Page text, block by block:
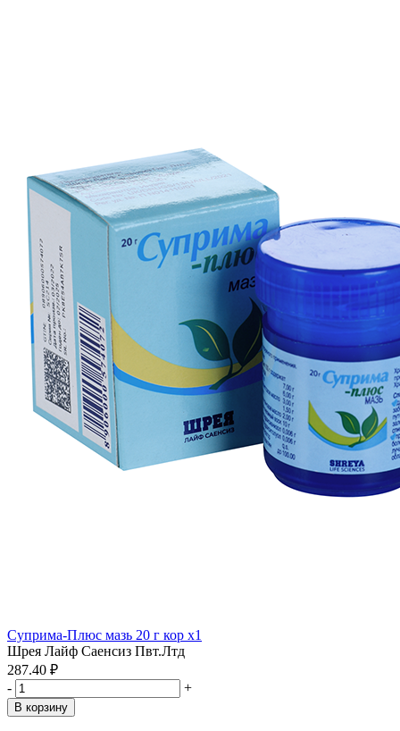
Суприма-Плюс мазь 20 г кор x1
Шрея Лайф Саенсиз Пвт.Лтд
287.40 ₽
-
+
В корзину